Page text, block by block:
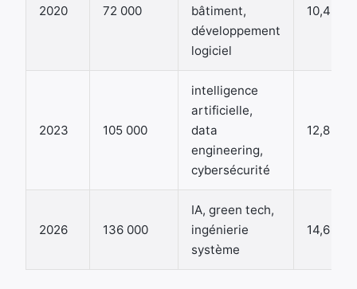
2020 72 000
bâtiment,
développement
logiciel
10,4 %
2023 105 000
intelligence
artificielle,
data
engineering,
cybersécurité
12,8 %
2026 136 000
IA, green tech,
ingénierie
système
14,6 %